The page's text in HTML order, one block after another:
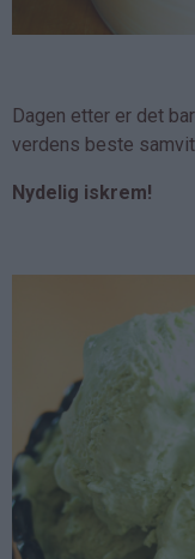
Dagen etter er det
verdens beste
Nydelig iskrem!